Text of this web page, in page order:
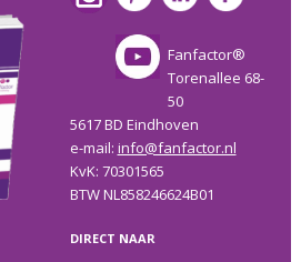
Fanfactor®
Torenallee 68-
50
5617 BD Eindhoven
e-mail: info@fanfactor.nl
KvK: 70301565
BTW NL858246624B01
DIRECT NAAR